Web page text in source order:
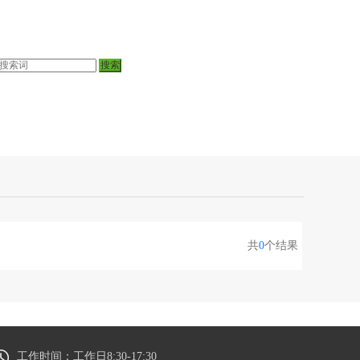
共0个结果
工作时间：工作日8:30-17:30